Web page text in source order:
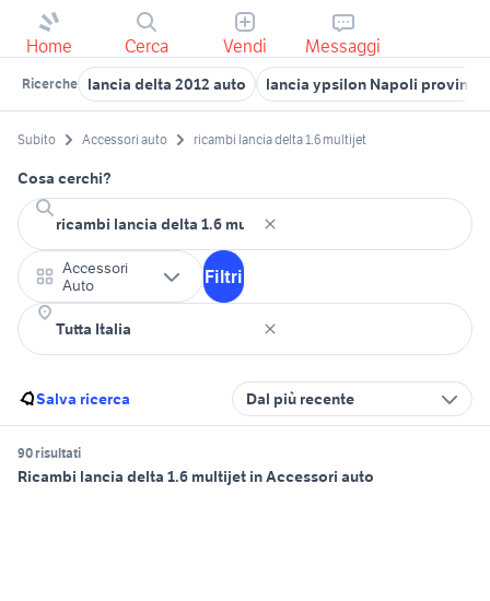
Home Cerca Vendi Messaggi
Ricerche lancia delta 2012 auto lancia ypsilon Napoli provincia
Subito Accessori auto ricambi lancia delta 1.6 multijet
Cosa cerchi?
Accessori
Auto
Filtri
Salva ricerca Dal più recente
90 risultati
Ricambi lancia delta 1.6 multijet in Accessori auto